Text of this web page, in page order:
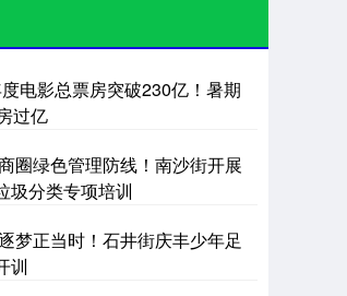
电影总票房突破230亿！暑期
过亿
圈绿色管理防线！南沙街开展
圾分类专项培训
梦正当时！石井街庆丰少年足
训